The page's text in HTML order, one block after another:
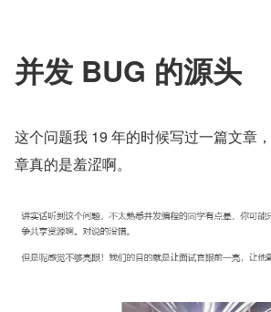
并发 BUG 的源头
这个问题我 19 年的时候写过一篇文章
章真的是羞涩啊。